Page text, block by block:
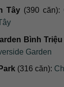
Tây(390 căn):
Bình Triệu
Garden
(316 căn):